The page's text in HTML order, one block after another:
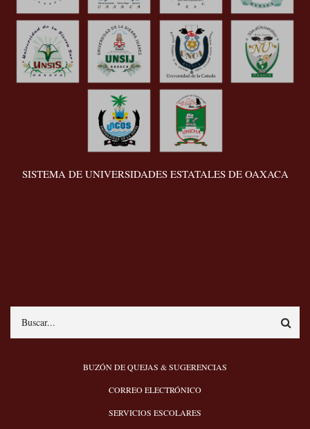
SISTEMA DE UNIVERSIDADES ESTATALES DE OAXACA
BUZÓN DE QUEJAS & SUGERENCIAS
CORREO ELECTRÓNICO
SERVICIOS ESCOLARES